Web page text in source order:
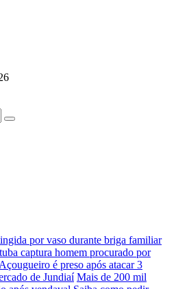
por vaso durante briga familiar
captura homem procurado por
Açougueiro é preso após atacar 3
de Jundiaí Mais de 200 mil